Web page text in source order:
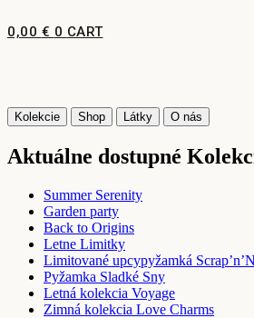
na
0,00 € 0 CART
Kolekcie Shop Látky O nás
Aktuálne dostupné
Summer Serenity
Garden party
Back to Origins
Letne Limitky
Limitované upcypyžamká
Pyžamka Sladké Sny
Letná kolekcia Voyage
Zimná kolekcia Love Charms